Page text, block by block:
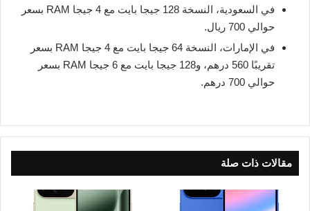
في السعودية، النسخة 128 جيجا بايت مع 4 جيجا RAM بسعر
حوالي 700 ريال.
في الإمارات، النسخة 64 جيجا بايت مع 4 جيجا RAM بسعر
تقريبًا 560 درهم، و128 جيجا بايت مع 6 جيجا RAM بسعر
حوالي 700 درهم.
مقالات ذات صلة